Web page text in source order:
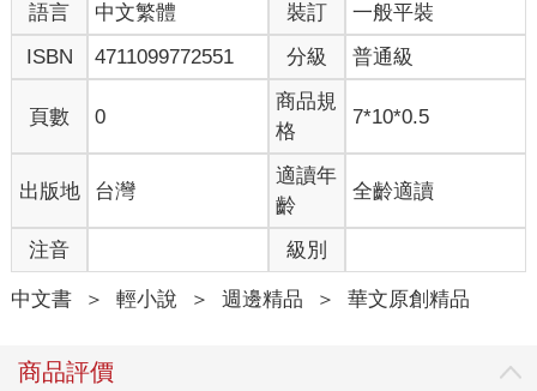
語言 中文繁體 裝訂
一般平裝
ISBN
4711099772551 分級 普通級
頁數 0
商品規
格
7*10*0.5
出版地 台灣
適讀年
齡
全齡適讀
注音 級別
中文書 ＞ 輕小說 ＞ 週邊精品 ＞ 華文原創精品
商品評價